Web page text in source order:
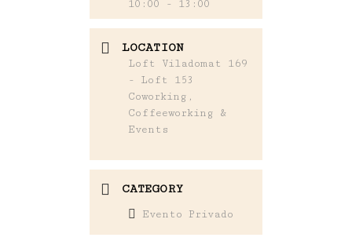
10:00 - 13:00
LOCATION
Loft Viladomat 169
- Loft 153
Coworking,
Coffeeworking &
Events
CATEGORY
Evento Privado